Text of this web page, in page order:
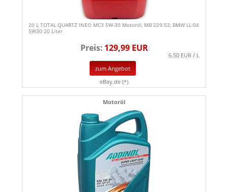
20 L TOTAL QUARTZ INEO MC3 5W-30 Motoröl, MB 229.52, BMW LL-04
5W30 20 Liter
Preis: 129,99 EUR
6.50 EUR / L
zum Angebot
eBay.de (*)
Motoröl